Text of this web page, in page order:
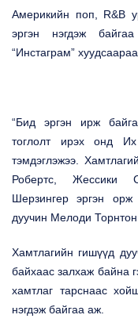
Америкийн поп, R&B
эргэн нэгдэж
“Инстаграм”
“Бид эргэн ирж
тоглолт ирэх онд
тэмдэглэжээ.
Робертс, Жессики
Шерзингерэргэн
дуучин Мелоди Торнтон
Хамтлагийн гишүүд
байхаас залхаж байна
хамтлаг тарснаас
нэгдэж байгаа аж.